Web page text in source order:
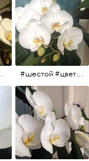
#всегодевять #шестой #цветыцветут #цветы #лето2017 #летнийснег